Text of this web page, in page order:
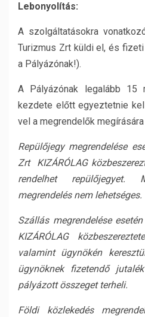
Lebonyolítás:
A szolgáltatásokra
Turizmus Zrt küldi el, és
a Pályázónak!).
A Pályázónak legalább 15
kezdete előtt egyeztetnie
vel a megrendelők
Repülőjegy megrendelése
Zrt KIZÁRÓLAG
rendelhet repülőjegyet.
megrendelés nem lehetséges.
Szállás megrendelése
KIZÁRÓLAG
valamint ügynökén
ügynöknek fizetendő
pályázott összeget terheli.
Földi közlekedés